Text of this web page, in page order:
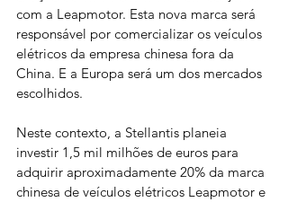
com a Leapmotor. Esta nova marca será
responsável por comercializar os veículos
elétricos da empresa chinesa fora da
China. E a Europa será um dos mercados
escolhidos.
Neste contexto, a Stellantis planeia
investir 1,5 mil milhões de euros para
adquirir aproximadamente 20% da marca
chinesa de veículos elétricos Leapmotor e